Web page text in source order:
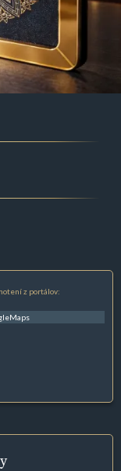
z portálov: